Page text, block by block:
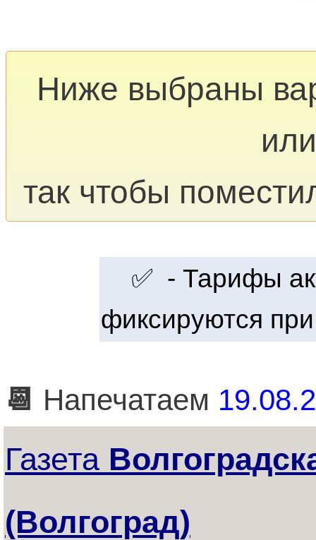
Ниже выбраны
так чтобы
✅ - Тарифы
фиксируются
📆 Напечатаем
Газета
(Волгоград)